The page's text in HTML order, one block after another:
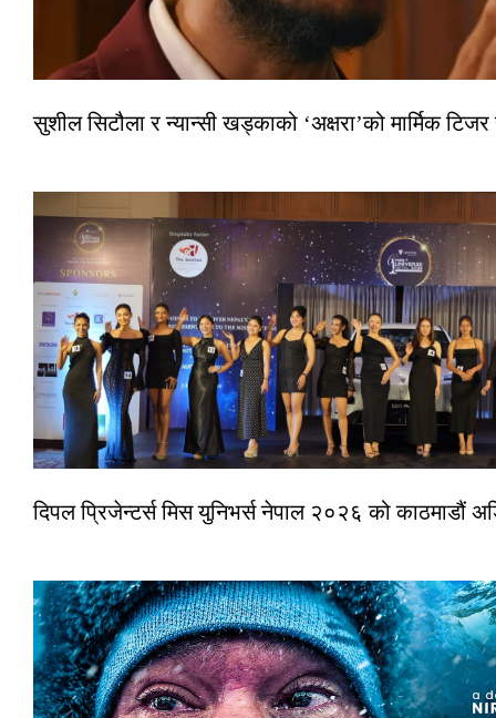
सुशील सिटौला र न्यान्सी खड्काको ‘अक्षरा’को मार्मिक
दिपल प्रिजेन्टर्स मिस युनिभर्स नेपाल २०२६ को काठमाडौं